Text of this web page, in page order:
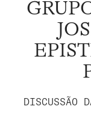
DISCUSSÃO